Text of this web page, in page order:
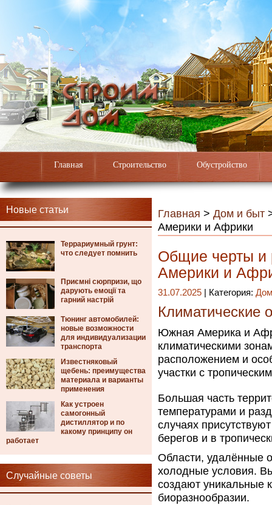
Главная Строительство Обустройство
Новые статьи
Террариумный грунт:
что следует помнить
Приємні сюрпризи, що
дарують емоції та
гарний настрій
Тюнинг автомобилей:
новые возможности
для индивидуализации
транспорта
Известняковый
щебень: преимущества
материала и варианты
применения
Как устроен
самогонный
дистиллятор и по
какому принципу он
работает
Случайные советы
Главная > Дом и быт
Америки и Африки
Общие черты и
Америки и
31.07.2025 | Категория:
Климатические
Южная Америка и
климатическими
расположением и
участки с
Большая часть
температурами и
случаях
берегов и в
Области, удалённые
холодные условия.
создают уникальные
биоразнообразии.